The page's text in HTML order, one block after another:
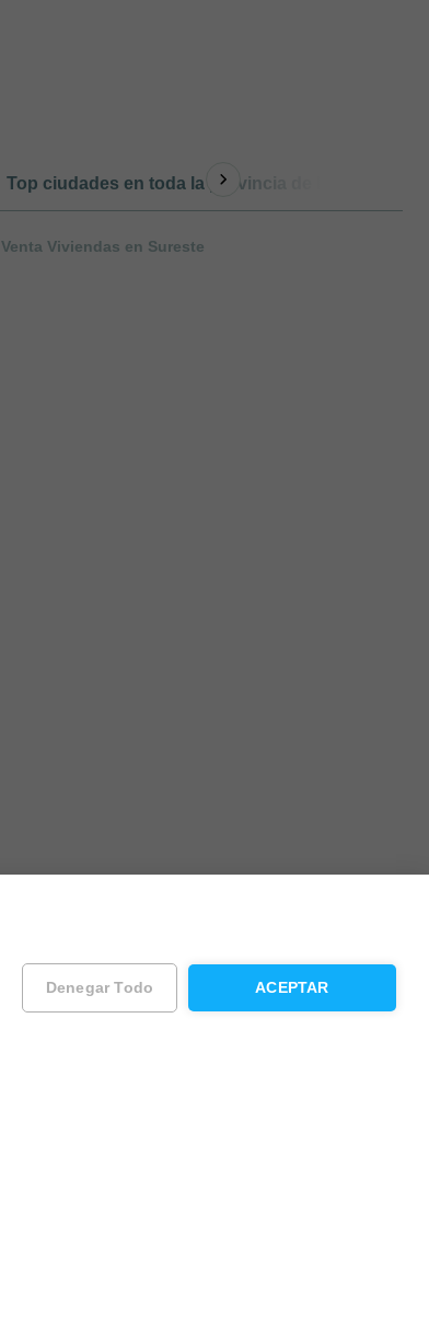
Denegar Todo ACEPTAR
Top ciudades en toda la provincia de Madrid
Venta Viviendas en Sureste